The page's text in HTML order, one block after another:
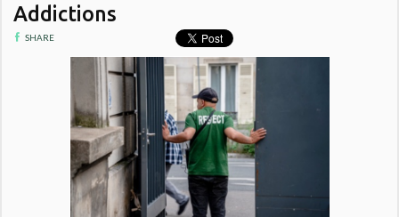
Addictions
SHARE